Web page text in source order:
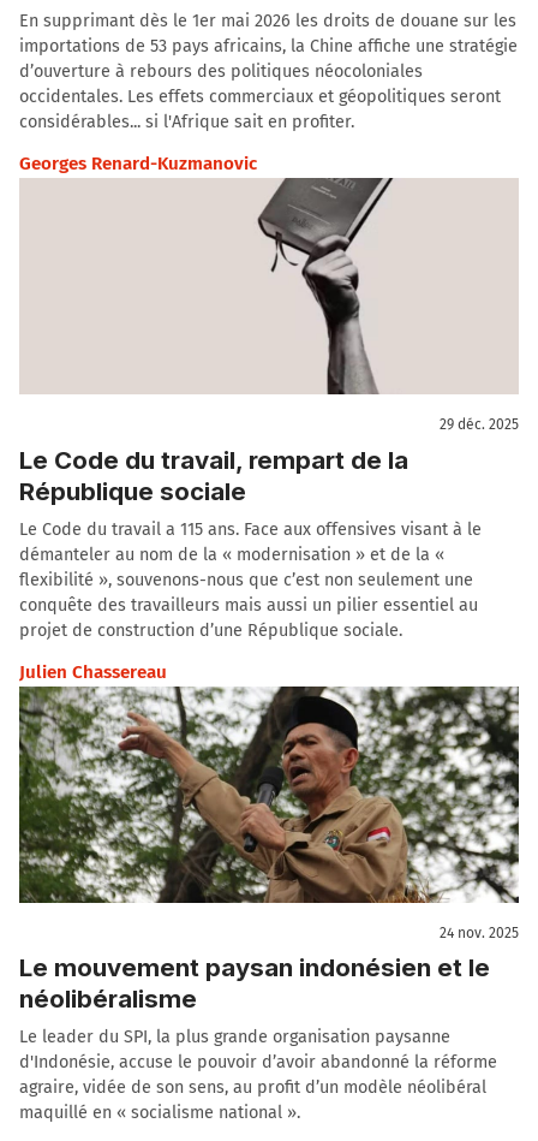
En supprimant dès le 1er mai 2026 les droits de douane sur les
importations de 53 pays africains, la Chine affiche une stratégie
d’ouverture à rebours des politiques néocoloniales
occidentales. Les effets commerciaux et géopolitiques seront
considérables... si l'Afrique sait en profiter.
Georges Renard-Kuzmanovic
29 déc. 2025
Le Code du travail, rempart de la
République sociale
Le Code du travail a 115 ans. Face aux offensives visant à le
démanteler au nom de la « modernisation » et de la «
flexibilité », souvenons-nous que c’est non seulement une
conquête des travailleurs mais aussi un pilier essentiel au
projet de construction d’une République sociale.
Julien Chassereau
24 nov. 2025
Le mouvement paysan indonésien et le
néolibéralisme
Le leader du SPI, la plus grande organisation paysanne
d'Indonésie, accuse le pouvoir d’avoir abandonné la réforme
agraire, vidée de son sens, au profit d’un modèle néolibéral
maquillé en « socialisme national ».